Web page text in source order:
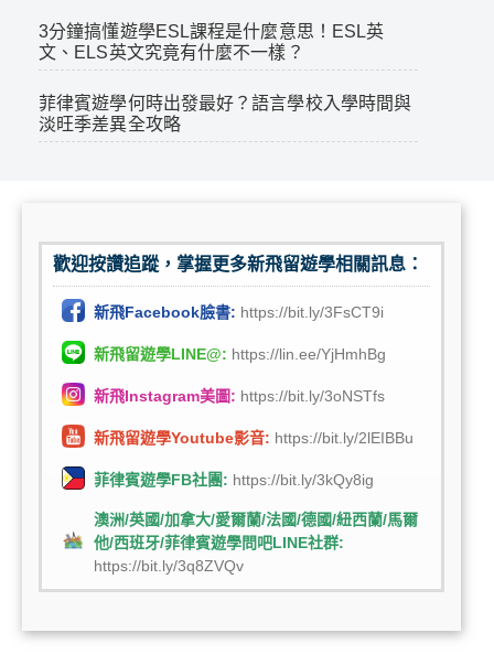
3分鐘搞懂遊學ESL課程是什麼意思！ESL英
文、ELS英文究竟有什麼不一樣？
菲律賓遊學何時出發最好？語言學校入學時間與
淡旺季差異全攻略
歡迎按讚追蹤，掌握更多新飛留遊學相關訊息：
新飛Facebook臉書: https://bit.ly/3FsCT9i
新飛留遊學LINE@: https://lin.ee/YjHmhBg
新飛Instagram美圖: https://bit.ly/3oNSTfs
新飛留遊學Youtube影音: https://bit.ly/2lEIBBu
菲律賓遊學FB社團: https://bit.ly/3kQy8ig
澳洲/英國/加拿大/愛爾蘭/法國/德國/紐西蘭/馬爾
他/西班牙/菲律賓遊學問吧LINE社群:
https://bit.ly/3q8ZVQv